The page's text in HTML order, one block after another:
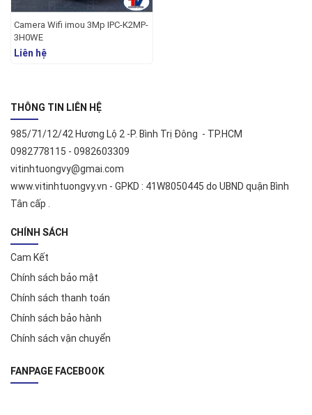
Camera Wifi imou 3Mp IPC-K2MP-
3H0WE
Liên hệ
THÔNG TIN LIÊN HỆ
985/71/12/42 Hương Lộ 2 -P. Bình Trị Đông - TP.HCM
0982778115 - 0982603309
vitinhtuongvy@gmai.com
www.vitinhtuongvy.vn - GPKD : 41W8050445 do UBND quận Bình
Tân cấp .
CHÍNH SÁCH
Cam Kết
Chính sách bảo mật
Chính sách thanh toán
Chính sách bảo hành
Chính sách vận chuyển
FANPAGE FACEBOOK